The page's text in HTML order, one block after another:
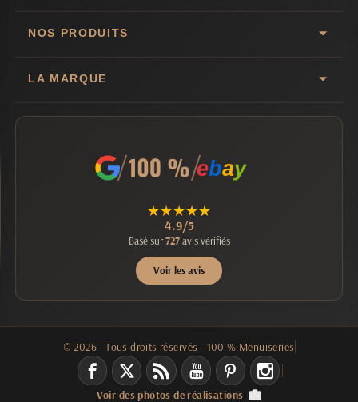
NOS PRODUITS
LA MARQUE
ebay
★★★★★
4.9/5
Basé sur727avis vérifiés
Voir les avis
© 2026 - Tous droits réservés - 100 % Menuiseries
Voir des photos de réalisations